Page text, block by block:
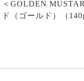
＜GOLDEN
ド（ゴールド）（